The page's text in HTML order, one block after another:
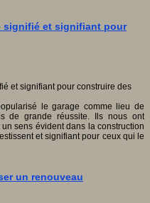
signifié et signifiant pour
le garage comme lieu de
de grande réussite. Ils nous ont
sens évident dans la construction
et signifiant pour ceux qui le
un renouveau